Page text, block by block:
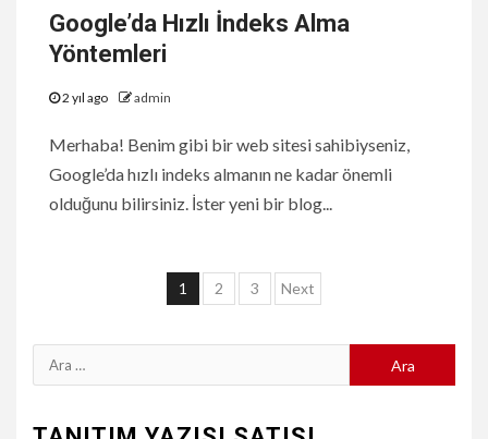
Google’da Hızlı İndeks Alma
Yöntemleri
2 yıl ago admin
Merhaba! Benim gibi bir web sitesi sahibiyseniz,
Google’da hızlı indeks almanın ne kadar önemli
olduğunu bilirsiniz. İster yeni bir blog...
Yazı
1 2 3 Next
Arama: